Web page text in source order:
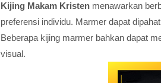
Kijing Makam Kristen menawarkan
preferensi individu. Marmer dapat
Beberapa kijing marmer bahkan dapat
visual.